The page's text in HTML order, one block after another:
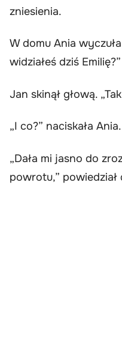
zniesienia.
W domu Ania
widziałeś dziś
Jan skinął głową.
„I co?” naciskała Ania.
„Dała mi jasno do
powrotu,” powiedział